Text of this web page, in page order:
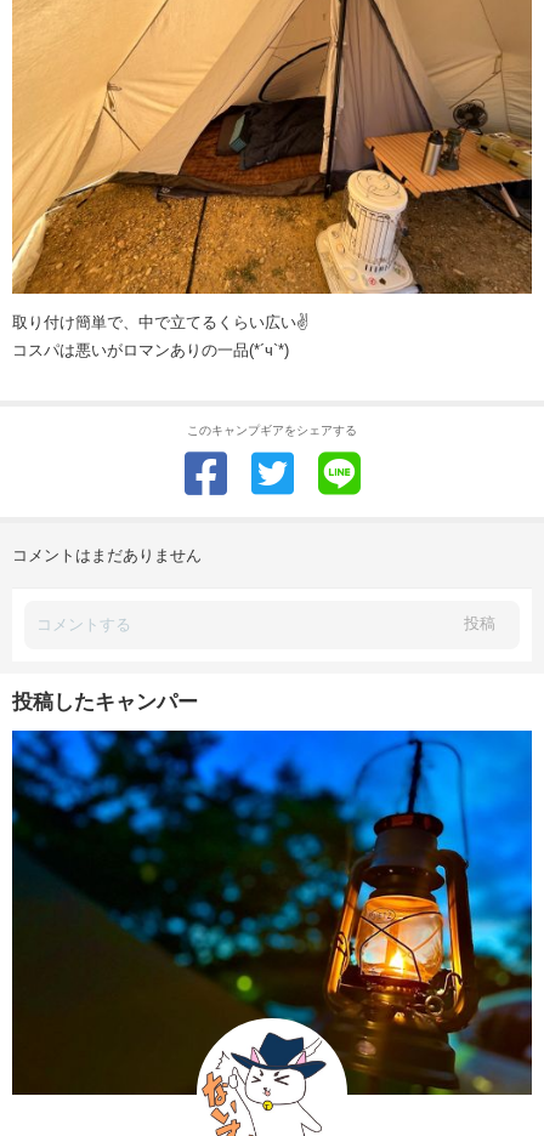
取り付け簡単で、中で立てるくらい広い✌️
コスパは悪いがロマンありの一品(*´ч`*)
このキャンプギアをシェアする
コメントはまだありません
投稿
投稿したキャンパー